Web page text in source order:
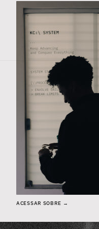
CONTROL CENTER
KC:\SYSTEM > COLEÇÕES
SELECIONE UMA COLEÇÃO >
EXPLORAR COLEÇÃO
ACESSAR SOBRE →
REFINAR: